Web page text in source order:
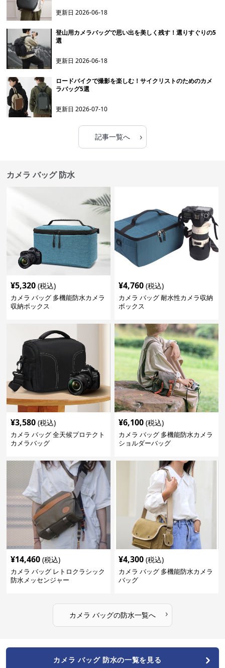
更新日2026-06-18
登山用カメラバッグで思い出を美しく残す！選りすぐりの5
選
更新日2026-06-18
ロードバイクで撮影を楽しむ！サイクリストのためのカメ
ラバッグ5選
更新日2026-07-10
記事一覧へ ›
カメラ バッグ 防水
¥5,320 (税込)
カメラ バッグ 多機能防水カメラ
収納ボックス
¥4,760 (税込)
カメラ バッグ 耐水性カメラ収納
ボックス
¥3,580 (税込)
カメラ バッグ 全天候プロテクト
カメラバッグ
¥6,100 (税込)
カメラ バッグ 多機能防水カメラ
ショルダーバッグ
¥14,460 (税込)
カメラ バッグ レトロクラシック
防水メッセンジャー
¥4,300 (税込)
カメラ バッグ 多機能防水カメラ
バッグ
カメラ バッグの防水一覧へ ›
カメラ バッグ 防水の一覧を見る